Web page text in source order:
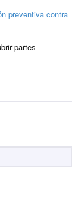
preventiva contra
partes